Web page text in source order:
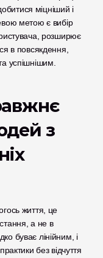
міцніший і
метою є вибір
розширює
в повсякдення,
успішнішим.
з
життя, це
а не в
буває лінійним, і
без відчуття